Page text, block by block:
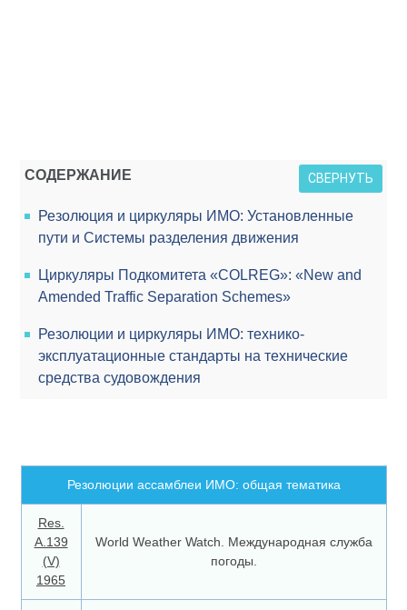
СОДЕРЖАНИЕ СВЕРНУТЬ
Резолюция и циркуляры ИМО: Установленные
пути и Системы разделения движения
Циркуляры Подкомитета «COLREG»: «New and
Amended Traffic Separation Schemes»
Резолюции и циркуляры ИМО: технико-
эксплуатационные стандарты на технические
средства судовождения
Резолюции ассамблеи ИМО: общая тематика
Res.
A.139
(V)
1965
World Weather Watch. Международная служба
погоды.